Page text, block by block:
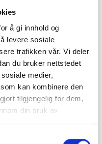
å gi innhold og
levere sosiale
trafikken vår. Vi deler
du bruker nettstedet
medier,
kan kombinere den
tilgjengelig for dem,
din bruk av
miksen med 150 ml
mens du rører. Blandingen
Avkjøl til romtemperatur.
miks (400 g), tørrgjær og
jevningen, melk og eggene